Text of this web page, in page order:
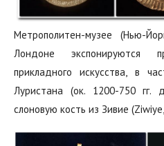
Метрополитен-музее (Нью-
Лондоне экспонируются
прикладного искусства, в
Луристана (ок. 1200-750 гг.
слоновую кость из Зивие